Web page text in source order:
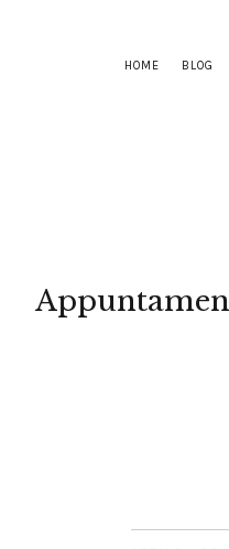
HOME BLOG